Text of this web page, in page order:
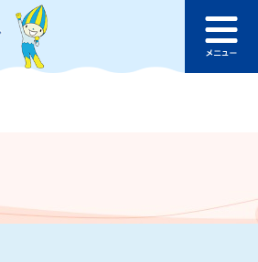
このページの本文へ
ュ